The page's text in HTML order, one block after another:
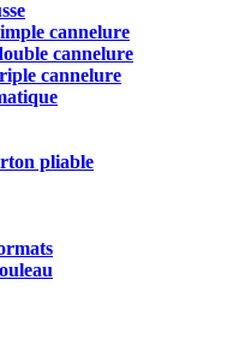
cannelure
cannelure
cannelure
pliable